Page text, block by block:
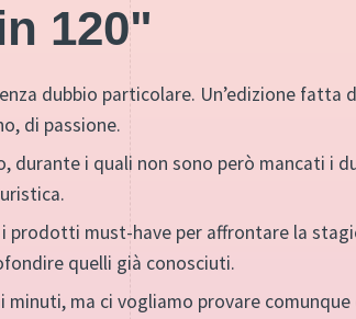
120"
dubbio particolare. Un’edizione
di passione.
i quali non sono però mancati i
prodotti must-have per affrontare la
quelli già conosciuti.
ma ci vogliamo provare